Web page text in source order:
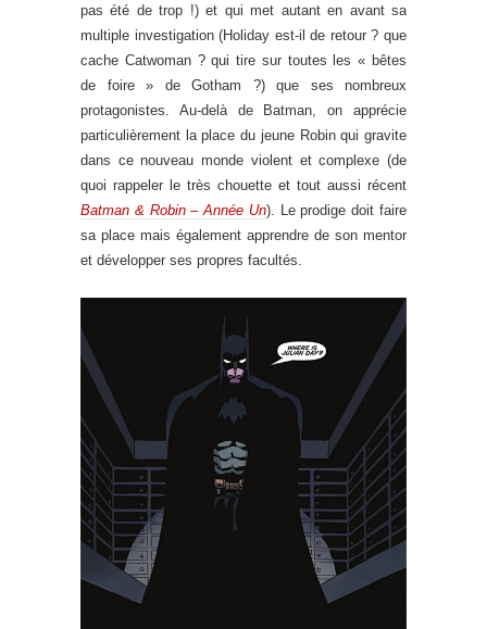
pas été de trop !) et qui met autant en avant sa
multiple investigation (Holiday est-il de retour ? que
cache Catwoman ? qui tire sur toutes les « bêtes
de foire » de Gotham ?) que ses nombreux
protagonistes. Au-delà de Batman, on apprécie
particulièrement la place du jeune Robin qui gravite
dans ce nouveau monde violent et complexe (de
quoi rappeler le très chouette et tout aussi récent
Batman & Robin – Année Un). Le prodige doit faire
sa place mais également apprendre de son mentor
et développer ses propres facultés.